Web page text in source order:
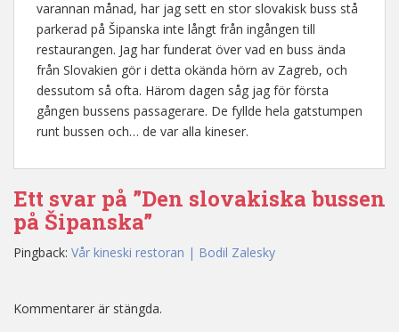
varannan månad, har jag sett en stor slovakisk buss stå
parkerad på Šipanska inte långt från ingången till
restaurangen. Jag har funderat över vad en buss ända
från Slovakien gör i detta okända hörn av Zagreb, och
dessutom så ofta. Härom dagen såg jag för första
gången bussens passagerare. De fyllde hela gatstumpen
runt bussen och… de var alla kineser.
Ett svar på ”Den slovakiska bussen
på Šipanska”
Pingback: Vår kineski restoran | Bodil Zalesky
Kommentarer är stängda.